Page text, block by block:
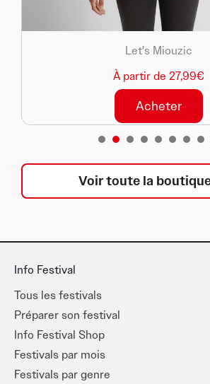
Let's Miouzic
À partir de 27,99€
Acheter
Voir toute la
Info Festival
Tous les festivals
Préparer son festival
Info Festival Shop
Festivals par mois
Festivals par genre